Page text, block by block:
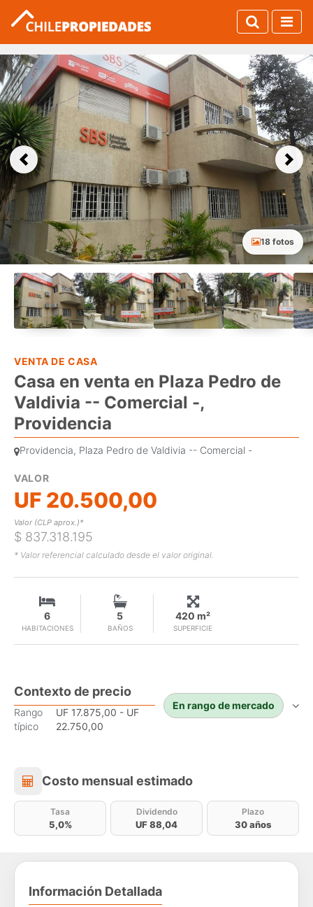
Previous Next
18 fotos
VENTA DE CASA
Casa en venta en Plaza Pedro de
Valdivia -- Comercial -,
Providencia
Providencia, Plaza Pedro de Valdivia -- Comercial -
VALOR
UF 20.500,00
Valor (CLP aprox.)*
$ 837.318.195
* Valor referencial calculado desde el valor original.
HABITACIONES
6
BAÑOS
5
SUPERFICIE
420 m²
Contexto de precio
Rango
típico
UF 17.875,00 - UF
22.750,00
En rango de mercado
Costo mensual estimado
Costo mensual estimado
Tasa
5,0%
Dividendo
UF 88,04
Plazo
30 años
Información Detallada